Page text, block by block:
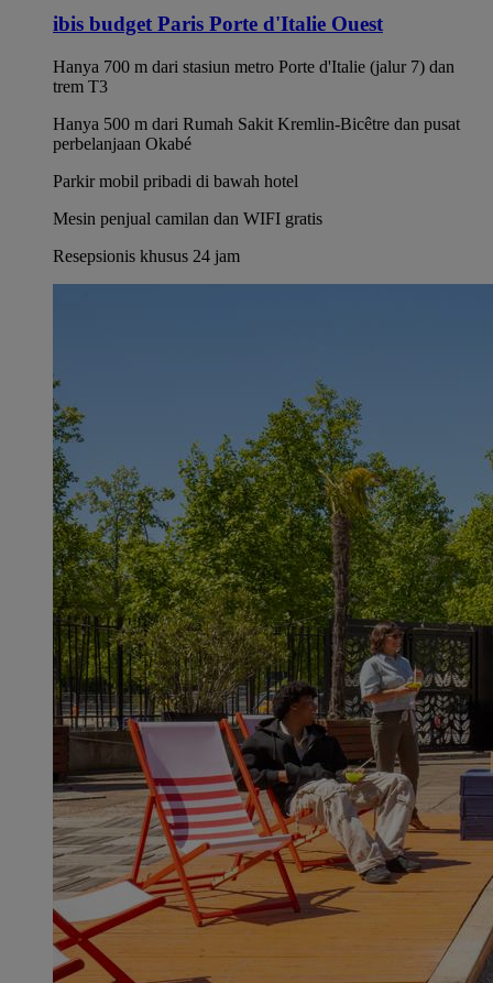
ibis budget Paris Porte d'Italie Ouest
Hanya 700 m dari stasiun metro Porte d'Italie (jalur 7) dan
trem T3
Hanya 500 m dari Rumah Sakit Kremlin-Bicêtre dan pusat
perbelanjaan Okabé
Parkir mobil pribadi di bawah hotel
Mesin penjual camilan dan WIFI gratis
Resepsionis khusus 24 jam